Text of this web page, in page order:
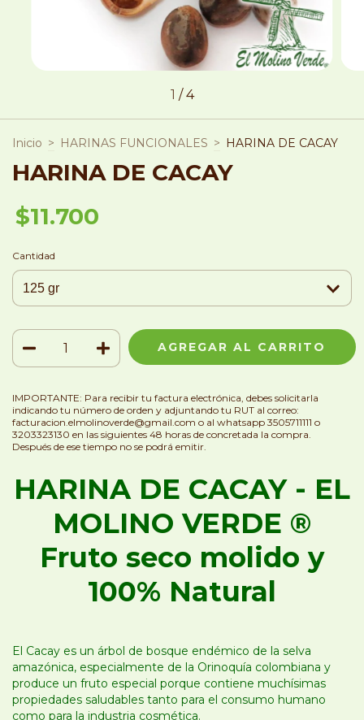
1 /4
Inicio > HARINAS FUNCIONALES > HARINA DE CACAY
HARINA DE CACAY
$11.700
Cantidad
IMPORTANTE: Para recibir tu factura electrónica, debes solicitarla
indicando tu número de orden y adjuntando tu RUT al correo:
facturacion.elmolinoverde@gmail.com o al whatsapp 3505711111 o
3203323130 en las siguientes 48 horas de concretada la compra.
Después de ese tiempo no se podrá emitir.
HARINA DE CACAY - EL
MOLINO VERDE ®
Fruto seco molido y
100% Natural
El Cacay es un árbol de bosque endémico de la selva
amazónica, especialmente de la Orinoquía colombiana y
produce un fruto especial porque contiene muchísimas
propiedades saludables tanto para el consumo humano
como para la industria cosmética.